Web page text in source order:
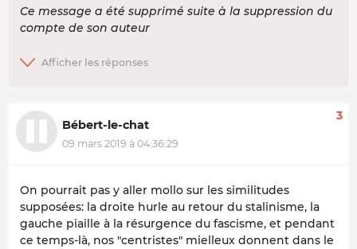
Ce message a été supprimé suite à la suppression du
compte de son auteur
Bébert-le-chat
09 mars 2019 à 04:36:29
3
On pourrait pas y aller mollo sur les similitudes
supposées: la droite hurle au retour du stalinisme, la
gauche piaille à la résurgence du fascisme, et pendant
ce temps-là, nos "centristes" mielleux donnent dans le